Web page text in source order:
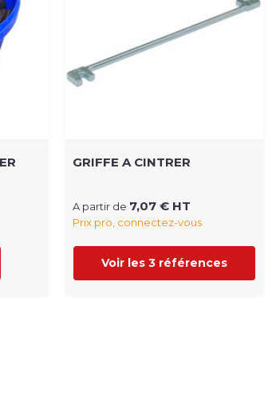
GRIFFE A CINTRER
A partir de 7,07 € HT
Prix pro, connectez-vous
Voir les 3 références